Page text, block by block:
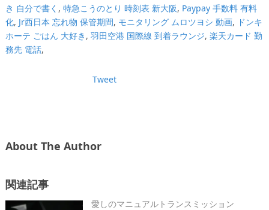
き 自分で書く , 特急こうのとり 時刻表 新大阪, Paypay 手数料 有料
化, Jr西日本 忘れ物 保管期間, モニタリング ムロツヨシ 動画, ドンキ
ホーテ ごはん 大好き , 羽田空港 国際線 到着ラウンジ, 楽天カード 勤
務先 電話,
Tweet
About The Author
関連記事
愛しのマニュアルトランスミッション